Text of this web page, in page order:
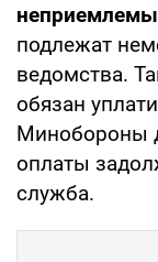
подлежат
ведомства.
обязан
Минобороны
оплаты
служба.